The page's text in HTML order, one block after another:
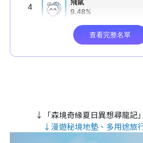
↓「森境奇緣夏日異想尋龍記
↓漫遊秘境地墊、多用途旅